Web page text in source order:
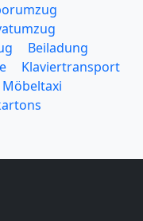
Beiladung
Klaviertransport
Möbeltaxi